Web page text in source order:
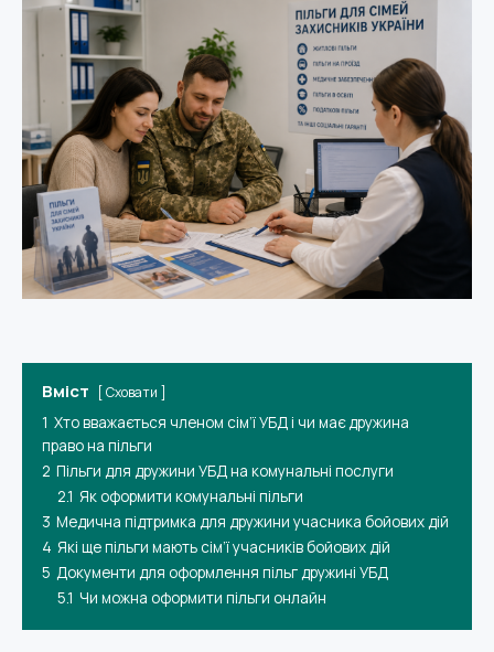
Вміст Сховати
1 Хто вважається членом сім’ї УБД і чи має дружина
право на пільги
2 Пільги для дружини УБД на комунальні послуги
2.1 Як оформити комунальні пільги
3 Медична підтримка для дружини учасника бойових дій
4 Які ще пільги мають сім’ї учасників бойових дій
5 Документи для оформлення пільг дружині УБД
5.1 Чи можна оформити пільги онлайн